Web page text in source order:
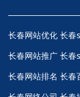
长春网站优化 长春
长春网站推广 长春
长春网站排名 长春